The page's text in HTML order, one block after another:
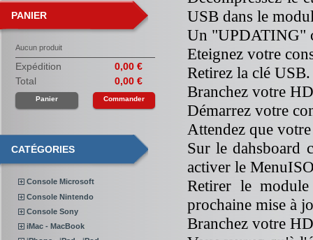
PANIER
Aucun produit
Expédition
0,00 €
Total
0,00 €
Panier Commander
CATÉGORIES
Console Microsoft
Console Nintendo
Console Sony
iMac - MacBook
USB dans le
Un "UPDATING"
Eteignez votre
Retirez la clé USB.
Branchez votre
Démarrez votre
Attendez que
Sur le dahsboard
activer le
Retirer le
prochaine mise à
Branchez votre